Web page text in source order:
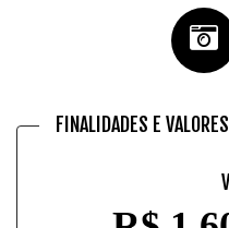
FINALIDADES E VALORES